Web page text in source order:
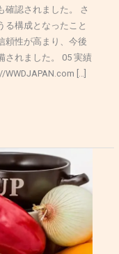
確認されました。 さ
る構成となったこと
頼性が高まり、今後
されました。 05 実績
[…]